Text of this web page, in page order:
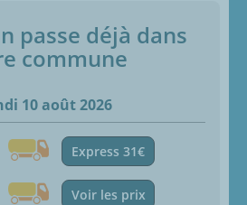
passe déjà dans
commune
10 août 2026
Express 31€
Voir les prix